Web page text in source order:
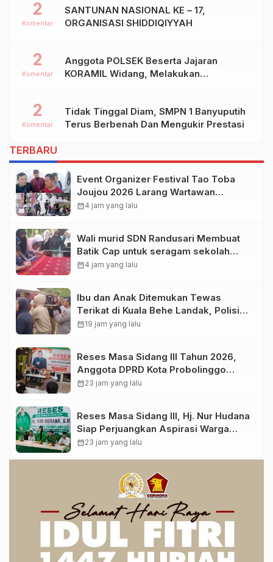
SANTUNAN NASIONAL KE – 17,
ORGANISASI SHIDDIQIYYAH
2
Komentar
Anggota POLSEK Beserta Jajaran
KORAMIL Widang, Melakukan
Kab.TUBAN
2
Komentar
Tidak Tinggal Diam, SMPN 1 Banyuputih
Terus Berbenah Dan Mengukir Prestasi
2
Komentar
TERBARU
Event Organizer Festival Tao Toba
Joujou 2026 Larang Wartawan
Samosir Untuk Dokumentasi di
calendar_month4 jam yang lalu
Wali murid SDN Randusari Membuat
Batik Cap untuk seragam sekolah
Anak.
calendar_month4 jam yang lalu
Ibu dan Anak Ditemukan Tewas
Terikat di Kuala Behe Landak, Polisi
Selidiki Kasusnya
calendar_month19 jam yang lalu
Reses Masa Sidang III Tahun 2026,
Anggota DPRD Kota Probolinggo
Fraksi Partai Gerindra Heri Poniman
calendar_month23 jam yang lalu
Reses Masa Sidang III, Hj. Nur Hudana
Siap Perjuangkan Aspirasi Warga
Kedopok di APBD
calendar_month23 jam yang lalu